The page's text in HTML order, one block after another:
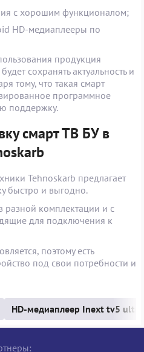
с хорошим функционалом;
HD-медиаплееры по
продукция
сохранять актуальность и
тому, что такая смарт
программное
поддержку.
смарт ТВ БУ в
Tehnoskarb предлагает
быстро и выгодно.
разной комплектации и с
для подключения к
поэтому есть
под свои потребности и
HD-медиаплеер Inext tv5 ultra